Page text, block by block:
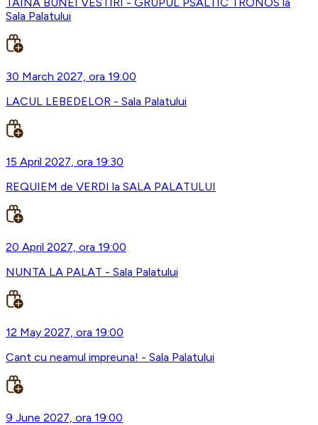
Sala Palatului
30 March 2027, ora 19:00
LACUL LEBEDELOR - Sala Palatului
15 April 2027, ora 19:30
REQUIEM de VERDI la SALA PALATULUI
20 April 2027, ora 19:00
NUNTA LA PALAT - Sala Palatului
12 May 2027, ora 19:00
Cant cu neamul impreuna! - Sala Palatului
9 June 2027, ora 19:00